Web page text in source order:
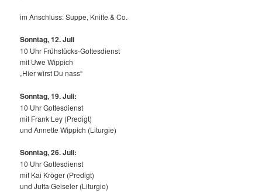
im Anschluss: Suppe, Knifte & Co.
Sonntag, 12.Juli
10 Uhr Frühstücks-Gottesdienst
mit Uwe Wippich
„Hier wirst Du nass“
Sonntag, 19. Juli:
10 Uhr Gottesdienst
mit Frank Ley (Predigt)
und Annette Wippich (Liturgie)
Sonntag, 26. Juli:
10 Uhr Gottesdienst
mit Kai Kröger (Predigt)
und Jutta Geiseler (Liturgie)